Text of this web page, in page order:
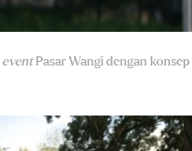
event Pasar Wangi dengan konsep